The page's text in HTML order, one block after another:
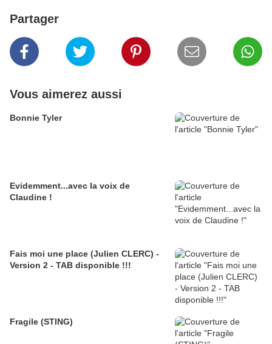
Partager
Vous aimerez aussi
Bonnie Tyler
Evidemment...avec la voix de
Claudine !
Fais moi une place (Julien CLERC) -
Version 2 - TAB disponible !!!
Fragile (STING)